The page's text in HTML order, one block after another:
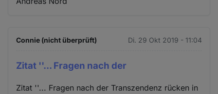
Connie (nicht überprüft) Di. 29 Okt 2019 - 11:04
Zitat ''... Fragen nach der
Zitat ''... Fragen nach der Transzendenz rücken in